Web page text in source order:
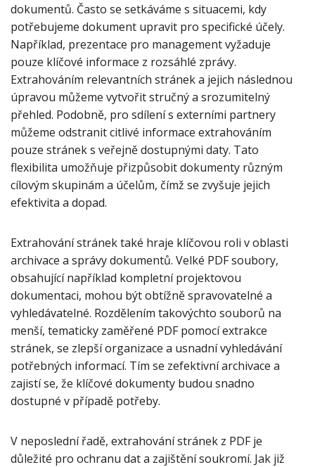
dokumentů. Často se setkáváme s situacemi, kdy
potřebujeme dokument upravit pro specifické účely.
Například, prezentace pro management vyžaduje
pouze klíčové informace z rozsáhlé zprávy.
Extrahováním relevantních stránek a jejich následnou
úpravou můžeme vytvořit stručný a srozumitelný
přehled. Podobně, pro sdílení s externími partnery
můžeme odstranit citlivé informace extrahováním
pouze stránek s veřejně dostupnými daty. Tato
flexibilita umožňuje přizpůsobit dokumenty různým
cílovým skupinám a účelům, čímž se zvyšuje jejich
efektivita a dopad.
Extrahování stránek také hraje klíčovou roli v oblasti
archivace a správy dokumentů. Velké PDF soubory,
obsahující například kompletní projektovou
dokumentaci, mohou být obtížně spravovatelné a
vyhledávatelné. Rozdělením takovýchto souborů na
menší, tematicky zaměřené PDF pomocí extrakce
stránek, se zlepší organizace a usnadní vyhledávání
potřebných informací. Tím se zefektivní archivace a
zajistí se, že klíčové dokumenty budou snadno
dostupné v případě potřeby.
V neposlední řadě, extrahování stránek z PDF je
důležité pro ochranu dat a zajištění soukromí. Jak již